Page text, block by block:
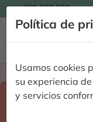
Política de
Usamos cookies
su experiencia
y servicios
935 955 525

Home
Select